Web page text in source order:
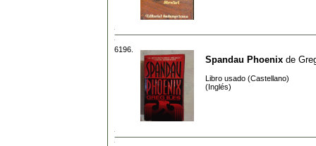
6196.
Spandau Phoenix de
Libro usado (Castellano)
(Inglés)